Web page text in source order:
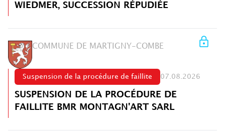
WIEDMER, SUCCESSION RÉPUDIÉE
COMMUNE DE MARTIGNY-COMBE
Suspension de la procédure de faillite 07.08.2026
SUSPENSION DE LA PROCÉDURE DE
FAILLITE BMR MONTAGN'ART SARL